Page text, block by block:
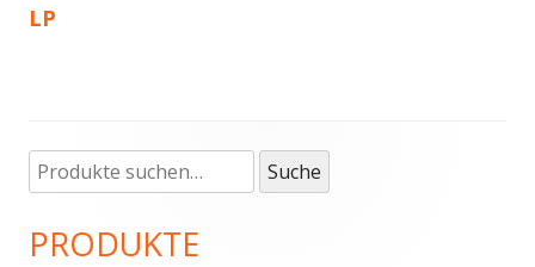
LP
Haupt-
Seitenleiste
Suche
nach:
Suche
PRODUKTE